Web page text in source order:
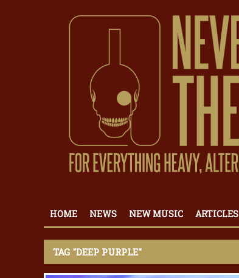
HOME NEWS NEW MUSIC ARTICLES
TAG "DEEP PURPLE"